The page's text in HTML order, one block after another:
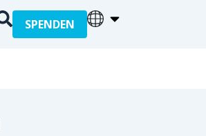
SPENDEN